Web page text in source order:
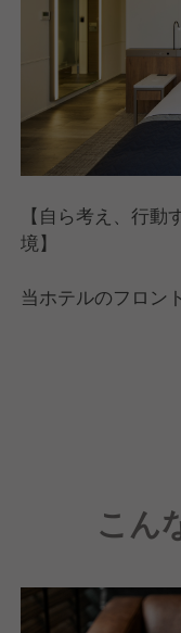
【具体的には】
◎英語圏のお客さ
◎語学力を活かし
◎自ら考えて積極
◎向上心をもって
◎ホスピタリティ
方
◎お客様のことは
考え寄り添える方
◎良い社風、良い
たい方
【自ら考え、行
境】
当ホテルのフロン
また、「高評価を
たい」という言葉
しかし、入社して
辛いことがある日
あなたの原動力
こん